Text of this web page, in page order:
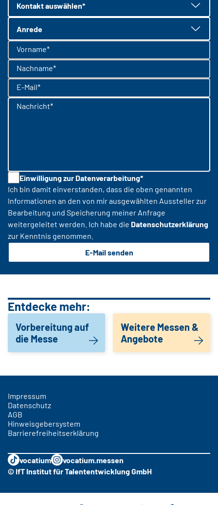
Kontakt auswählen*
Anrede
Vorname*
Nachname*
E-Mail*
Nachricht*
Einwilligung zur Datenverarbeitung*
Ich bin damit einverstanden, dass die oben genannten
Informationen an den von mir ausgewählten Aussteller zur
Bearbeitung und Speicherung meiner Anfrage
weitergeleitet werden. Ich habe die Datenschutzerklärung
zur Kenntnis genommen.
E-Mail senden
Entdecke mehr:
Vorbereitung auf
die Messe
Weitere Messen &
Angebote
Impressum
Datenschutz
AGB
Hinweisgebersystem
Barrierefreiheitserklärung
vocatium
vocatium.messen
© IfT Institut für Talententwicklung GmbH